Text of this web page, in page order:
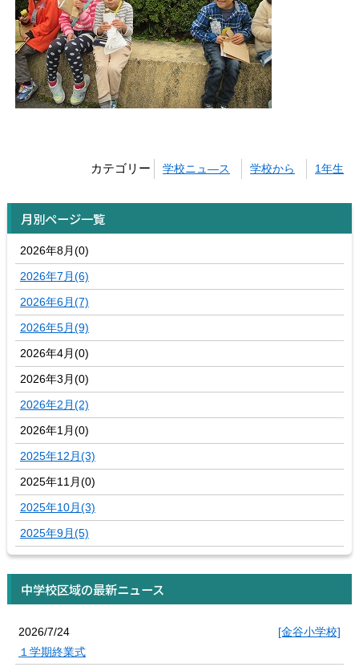
カテゴリー 学校ニュ―ス 学校から 1年生
月別ページ一覧
2026年8月(0)
2026年7月(6)
2026年6月(7)
2026年5月(9)
2026年4月(0)
2026年3月(0)
2026年2月(2)
2026年1月(0)
2025年12月(3)
2025年11月(0)
2025年10月(3)
2025年9月(5)
中学校区域の最新ニュース
2026/7/24
[金谷小学校]
１学期終業式